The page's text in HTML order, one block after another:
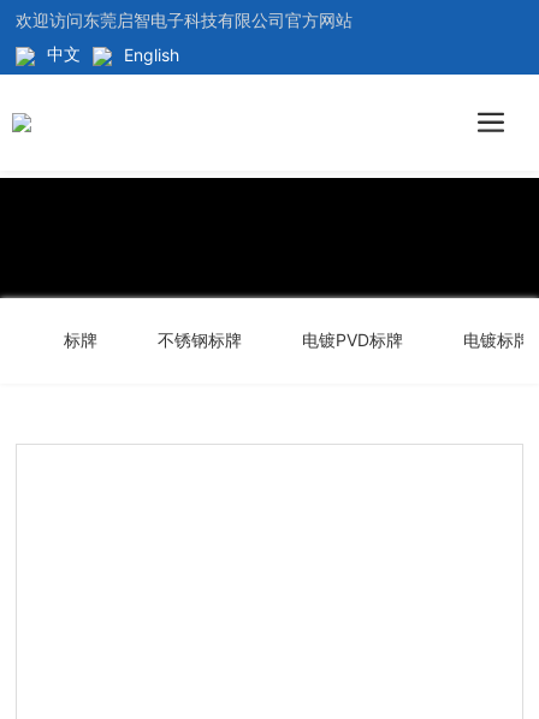
欢迎访问东莞启智电子科技有限公司官方网站
中文
English
标牌 不锈钢标牌 电镀PVD标牌 电镀标牌